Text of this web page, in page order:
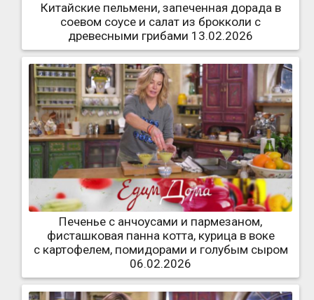
Китайские пельмени, запеченная дорада в
соевом соусе и салат из брокколи с
древесными грибами 13.02.2026
Печенье с анчоусами и пармезаном,
фисташковая панна котта, курица в воке
с картофелем, помидорами и голубым сыром
06.02.2026